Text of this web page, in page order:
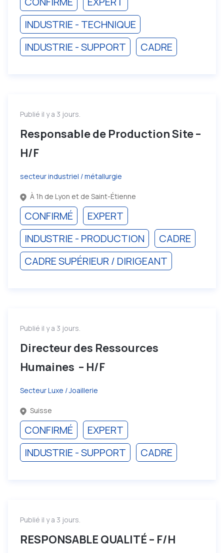
INDUSTRIE - TECHNIQUE
INDUSTRIE - SUPPORT
CADRE
Publié il y a 3 jours.
Responsable de Production Site –
H/F
secteur industriel / métallurgie
À 1h de Lyon et de Saint-Étienne
CONFIRMÉ
EXPERT
INDUSTRIE - PRODUCTION
CADRE
CADRE SUPÉRIEUR / DIRIGEANT
Publié il y a 3 jours.
Directeur des Ressources
Humaines – H/F
Secteur Luxe / Joaillerie
Suisse
CONFIRMÉ
EXPERT
INDUSTRIE - SUPPORT
CADRE
Publié il y a 3 jours.
RESPONSABLE QUALITÉ – F/H